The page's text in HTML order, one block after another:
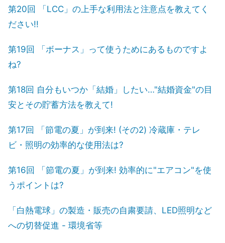
第20回 「LCC」の上手な利用法と注意点を教えてく
ださい!!
第19回 「ボーナス」って使うためにあるものですよ
ね?
第18回 自分もいつか「結婚」したい…"結婚資金"の目
安とその貯蓄方法を教えて!
第17回 「節電の夏」が到来! (その2) 冷蔵庫・テレ
ビ・照明の効率的な使用法は?
第16回 「節電の夏」が到来! 効率的に"エアコン"を使
うポイントは?
「白熱電球」の製造・販売の自粛要請、LED照明など
への切替促進 - 環境省等